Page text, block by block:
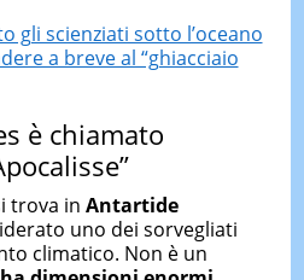
gli scienziati sotto l’oceano
a breve al “ghiacciaio
è chiamato
trova in Antartide
uno dei sorvegliati
climatico. Non è un